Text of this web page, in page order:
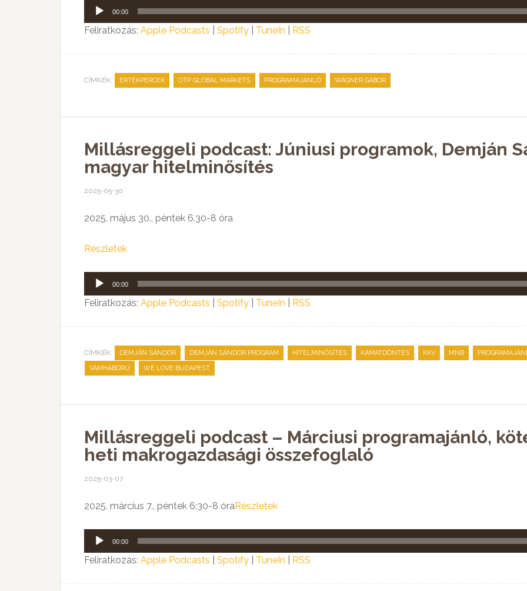
Audió
lejátszó
00:00
Feliratkozás: Apple Podcasts Spotify TuneIn RSS
CÍMKÉK: ÉRTÉKPERCEK , OTP GLOBAL MARKETS , PROGRAMAJÁNLÓ , WÁGNER GÁBOR
Millásreggeli podcast: Júniusi programok, Demján
magyar hitelminősítés
2025-05-30
2025. május 30., péntek 6.30-8 óra
Részletek
Audió
lejátszó
00:00
Feliratkozás: Apple Podcasts Spotify TuneIn RSS
CÍMKÉK: DEMJÁN SÁNDOR , DEMJÁN SÁNDOR PROGRAM , HITELMINŐSÍTÉS , KAMATDÖNTÉS , KKV , MNB ,
VÁMHÁBORÚ , WE LOVE BUDAPEST
Millásreggeli podcast – Márciusi programajánló,
heti makrogazdasági összefoglaló
2025-03-07
2025. március 7., péntek 6:30-8 óraRészletek
Audió
lejátszó
00:00
Feliratkozás: Apple Podcasts Spotify TuneIn RSS